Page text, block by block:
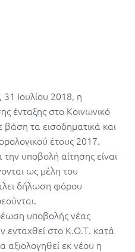
31 Ιουλίου 2018, η
ένταξης στο Κοινωνικό
βάση τα εισοδηματικά και
έτους 2017.
υποβολή αίτησης είναι
ως μέλη του
δήλωση φόρου
υποβολής νέας
ενταχθεί στο Κ.Ο.Τ. κατά
αξιολογηθεί εκ νέου η